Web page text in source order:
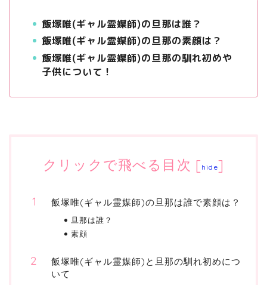
飯塚唯(ギャル霊媒師)の旦那は誰？
飯塚唯(ギャル霊媒師)の旦那の素顔は？
飯塚唯(ギャル霊媒師)の旦那の馴れ初めや
子供について！
クリックで飛べる目次 [ hide]
飯塚唯(ギャル霊媒師)の旦那は誰で素顔は？
旦那は誰？
素顔
飯塚唯(ギャル霊媒師)と旦那の馴れ初めにつ
いて